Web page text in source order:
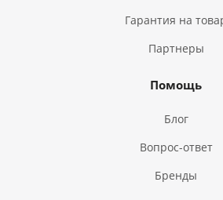
Гарантия на
Партнеры
Помощь
Блог
Вопрос-ответ
Бренды